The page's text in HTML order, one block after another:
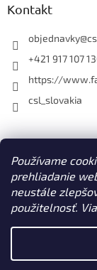
Používame
prehliadanie
neustále
použitelnosť.
Kontakt
objednavky@
+421 917 107
https://
csl_slovakia
Facebook